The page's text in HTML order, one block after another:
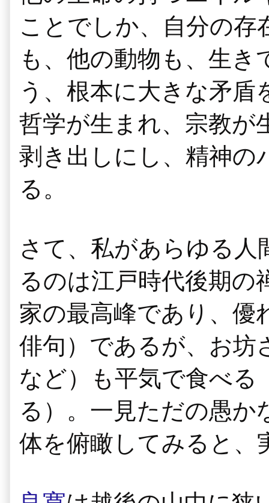
ことでしか、自分の存
も、他の動物も、生
う、根本に大きな矛
哲学が生まれ、宗教が
剥き出しにし、精神の
る。
さて、私があらゆる
るのは江戸時代後期の
家の最高峰であり、優
俳句）であるが、お坊
など）も平気で食べる
る）。一見ただの愚か
体を俯瞰してみると、